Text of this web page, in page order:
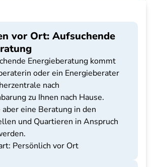
vor Ort: Aufsuchende
Energieberatung kommt
oder ein Energieberater
nach
zu Ihnen nach Hause.
eine Beratung in den
und Quartieren in Anspruch
Persönlich vor Ort